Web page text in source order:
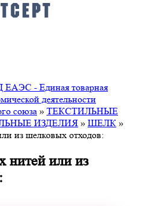
- Единая товарная
деятельности
союза » ТЕКСТИЛЬНЫЕ
ИЗДЕЛИЯ » ШЕЛК »
из шелковых отходов:
нитей или из